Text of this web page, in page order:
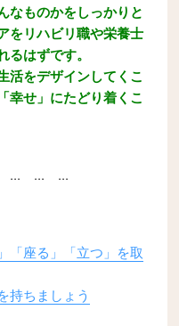
なものかをしっかりと
をリハビリ職や栄養士
はずです。
活をデザインしてくこ
幸せ」にたどり着くこ
... ... ...
「座る」「立つ」を取
持ちましょう